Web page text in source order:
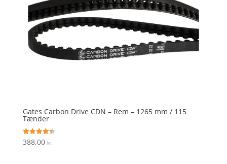
Gates Carbon Drive CDN – Rem – 1265 mm / 115
Tænder
Vurderet
4.4
388,00 kr.